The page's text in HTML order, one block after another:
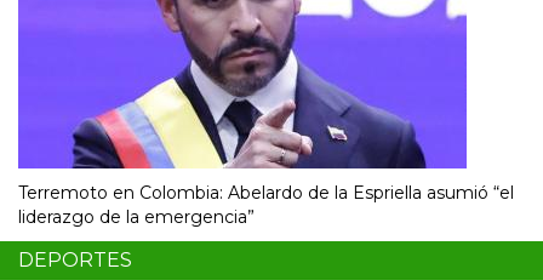
Terremoto en Colombia: Abelardo de la Espriella asumió “el
liderazgo de la emergencia”
DEPORTES